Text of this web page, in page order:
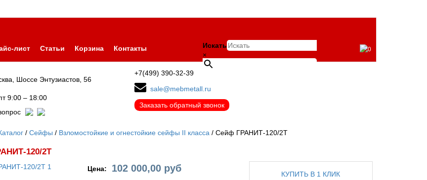
лист Статьи Корзина Контакты
Искать
×
0
Шоссе Энтузиастов, 56
9:00 – 18:00
+7(499) 390-32-39
sale@mebmetall.ru
Заказать обратный звонок
Сейфы Взломостойкие и огнестойкие сейфы II класса Сейф ГРАНИТ-120/2Т
120/2Т
Цена: 102 000,00 руб
КУПИТЬ В 1 КЛИК